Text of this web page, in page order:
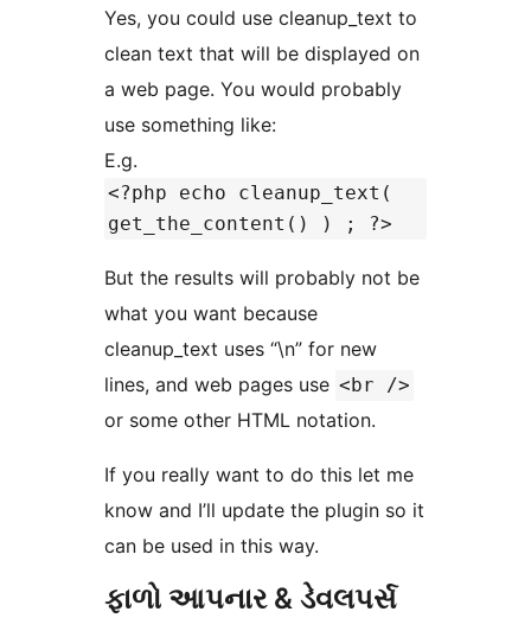
Yes, you could use cleanup_text to
clean text that will be displayed on
a web page. You would probably
use something like:
E.g.
<?php echo cleanup_text(
get_the_content() ) ; ?>
But the results will probably not be
what you want because
cleanup_text uses “\n” for new
lines, and web pages use <br />
or some other HTML notation.
If you really want to do this let me
know and I’ll update the plugin so it
can be used in this way.
ફાળો આપનાર & ડેવલપર્સ